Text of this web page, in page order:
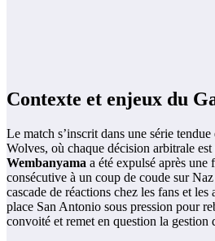
Contexte et enjeux du
Le match s’inscrit dans une série tendue
Wolves, où chaque décision arbitrale est
Wembanyama a été expulsé après
consécutive à un coup de coude sur
cascade de réactions chez les fans et les
place San Antonio sous pression pour
convoité et remet en question la gestion